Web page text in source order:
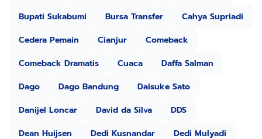
Bupati Sukabumi Bursa Transfer
Cahya Supriadi
Cedera Pemain
Cianjur
Comeback
Comeback Dramatis
Cuaca
Daffa Salman
Dago
Dago Bandung
Daisuke Sato
Danijel Loncar
David da Silva
DDS
Dean Huijsen
Dedi Kusnandar
Dedi Mulyadi